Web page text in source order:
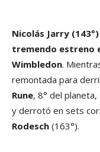
Nicolás Jarry
tremendo estreno
Wimbledon.
remontada para
Rune, 8° del
y derrotó en sets
Rodesch (163°).